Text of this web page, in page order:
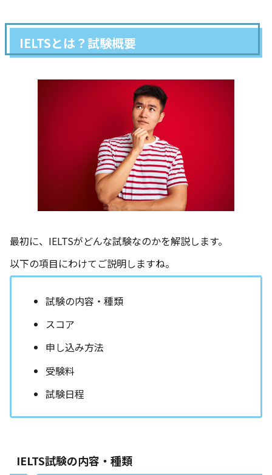
IELTSとは？試験概要
最初に、IELTSがどんな試験なのかを解説します。
以下の項目にわけてご説明しますね。
試験の内容・種類
スコア
申し込み方法
受験料
試験日程
IELTS試験の内容・種類